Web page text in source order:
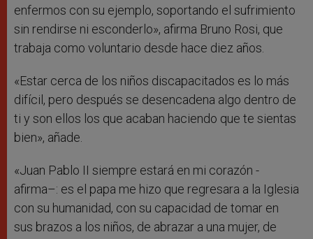
enfermos con su ejemplo, soportando el sufrimiento
sin rendirse ni esconderlo», afirma Bruno Rosi, que
trabaja como voluntario desde hace diez años.
«Estar cerca de los niños discapacitados es lo más
difícil, pero después se desencadena algo dentro de
ti y son ellos los que acaban haciendo que te sientas
bien», añade.
«Juan Pablo II siempre estará en mi corazón -
afirma–: es el papa me hizo que regresara a la Iglesia
con su humanidad, con su capacidad de tomar en
sus brazos a los niños, de abrazar a una mujer, de